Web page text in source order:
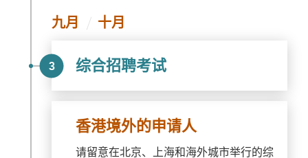
九月 十月
3 综合招聘考试
香港境外的申请人
请留意在北京、上海和海外城市举行的综